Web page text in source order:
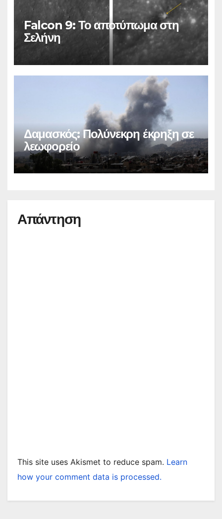
Falcon 9: Το αποτύπωμα στη
Σελήνη
Δαμασκός: Πολύνεκρη έκρηξη σε
λεωφορείο
Απάντηση
This site uses Akismet to reduce spam. Learn
how your comment data is processed.